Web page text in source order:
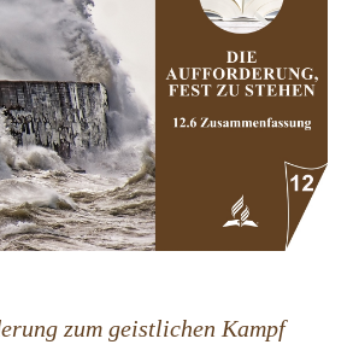
zum geistlichen Kampf